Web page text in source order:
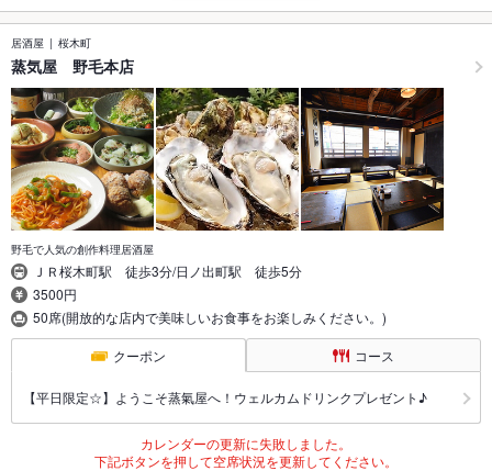
居酒屋 桜木町
蒸気屋 野毛本店
野毛で人気の創作料理居酒屋
ＪＲ桜木町駅 徒歩3分/日ノ出町駅 徒歩5分
3500円
50席(開放的な店内で美味しいお食事をお楽しみください。)
クーポン コース
【平日限定☆】ようこそ蒸氣屋へ！ウェルカムドリンクプレゼント♪
カレンダーの更新に失敗しました。
下記ボタンを押して空席状況を更新してください。